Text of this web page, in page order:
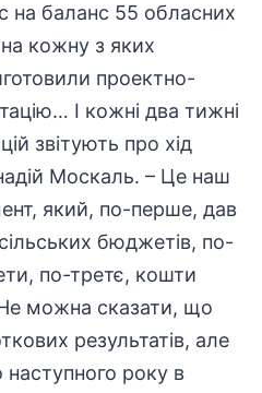
на баланс 55 обласних
на кожну з яких
проектно-
І кожні два тижні
звітують про хід
Москаль. – Це наш
який, по-перше, дав
бюджетів, по-
по-третє, кошти
можна сказати, що
результатів, але
року в